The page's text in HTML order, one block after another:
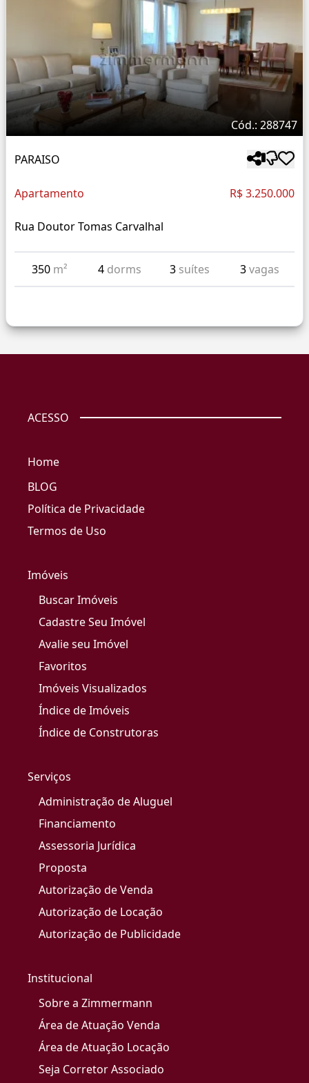
Cód.: 288747
PARAISO
Apartamento R$ 3.250.000
Rua Doutor Tomas Carvalhal
350 m² 4 dorms 3 suítes 3vagas
ACESSO
Home
BLOG
Política de Privacidade
Termos de Uso
Imóveis
Buscar Imóveis
Cadastre Seu Imóvel
Avalie seu Imóvel
Favoritos
Imóveis Visualizados
Índice de Imóveis
Índice de Construtoras
Serviços
Administração de Aluguel
Financiamento
Assessoria Jurídica
Proposta
Autorização de Venda
Autorização de Locação
Autorização de Publicidade
Institucional
Sobre a Zimmermann
Área de Atuação Venda
Área de Atuação Locação
Seja Corretor Associado